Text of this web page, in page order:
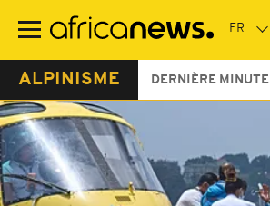
contenu
ALPINISME DERNIÈRE MINUTE